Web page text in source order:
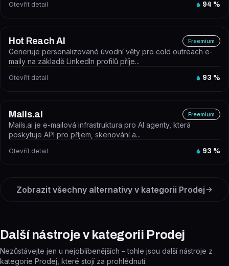
Otevřít detail 94 %
Hot Reach AI Freemium
Generuje personalizované úvodní věty pro cold outreach e-
maily na základě LinkedIn profilů příje...
Otevřít detail 93 %
Mails.ai Freemium
Mails.ai je e-mailová infrastruktura pro AI agenty, která
poskytuje API pro příjem, skenování a...
Otevřít detail 93 %
Zobrazit všechny alternativy v kategorii Prodej
Další nástroje v kategorii Prodej
Nezůstávejte jen u nejoblíbenějších – tohle jsou další nástroje z
kategorie Prodej, které stojí za prohlédnutí.